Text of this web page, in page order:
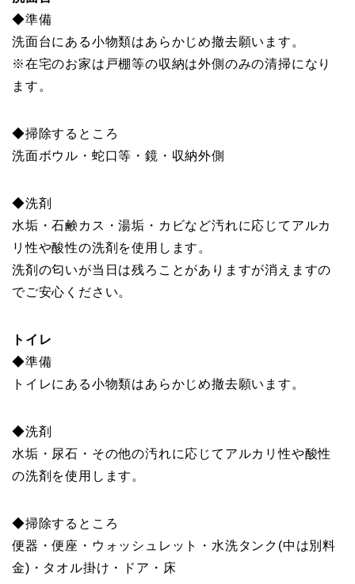
◆準備
洗面台にある小物類はあらかじめ撤去願います。
※在宅のお家は戸棚等の収納は外側のみの清掃になり
ます。
◆掃除するところ
洗面ボウル・蛇口等・鏡・収納外側
◆洗剤
水垢・石鹸カス・湯垢・カビなど汚れに応じてアルカ
リ性や酸性の洗剤を使用します。
洗剤の匂いが当日は残ろことがありますが消えますの
でご安心ください。
トイレ
◆準備
トイレにある小物類はあらかじめ撤去願います。
◆洗剤
水垢・尿石・その他の汚れに応じてアルカリ性や酸性
の洗剤を使用します。
◆掃除するところ
便器・便座・ウォッシュレット・水洗タンク(中は別料
金)・タオル掛け・ドア・床